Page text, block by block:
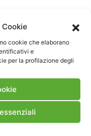
cookie che elaborano
e
per la profilazione degli